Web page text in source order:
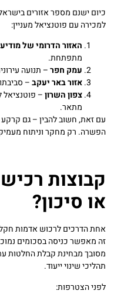
כיום ישנם מספר אזורים
למכירה עם פוטנציאל מעניין:
האזור הדרומי של
מתפתחת.
עמק חפר– תנועה
אזור באר יעקב–
צפון השרון– פוטנציאל
מתאר.
עם זאת, חשוב להבין – גם
הפשרה. רק מחקר וניתוח
קבוצות
או סיכון?
אחת הדרכים לרכוש אדמות
זה מאפשר כניסה בסכומים
מסובך מבחינת קבלת החלטות
תהליכי שינוי ייעוד.
לפני הצטרפות: